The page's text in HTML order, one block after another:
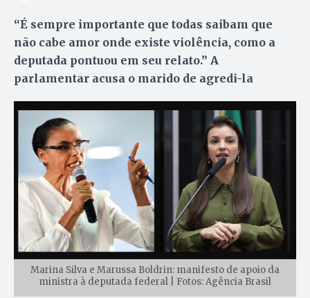
“É sempre importante que todas saibam que
não cabe amor onde existe violência, como a
deputada pontuou em seu relato.” A
parlamentar acusa o marido de agredi-la
Marina Silva e Marussa Boldrin: manifesto de apoio da
ministra à deputada federal | Fotos: Agência Brasil